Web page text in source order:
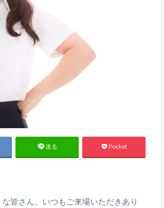
送る Pocket
皆さん、いつもご来場いただきあり